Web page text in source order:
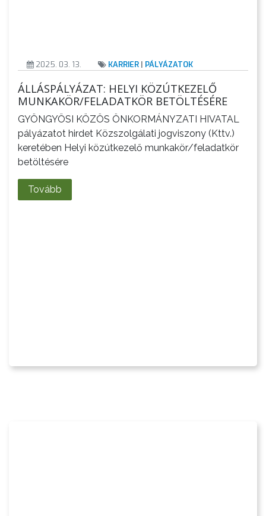
2025. 03. 13. KARRIER | PÁLYÁZATOK
ÁLLÁSPÁLYÁZAT: HELYI KÖZÚTKEZELŐ
MUNKAKÖR/FELADATKÖR BETÖLTÉSÉRE
GYÖNGYÖSI KÖZÖS ÖNKORMÁNYZATI HIVATAL
pályázatot hirdet Közszolgálati jogviszony (Kttv.)
keretében Helyi közútkezelő munkakör/feladatkör
betöltésére
Tovább